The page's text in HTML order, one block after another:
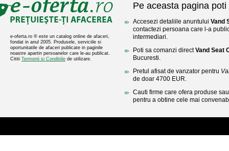
e-oferta.ro ® este un catalog online de afaceri,
fondat in anul 2005. Produsele, serviciile si
oportunitatile de afaceri publicate in paginile
noastre apartin persoanelor care le-au publicat.
Cititi Termenii si Conditiile de utilizare.
Pe aceasta pagina poti
Accesezi detaliile anuntului Vand
contactezi persoana care l-a
intermediari.
Poti sa comanzi directVand Seat
Bucuresti.
Pretul afisat de vanzator pentru
de doar 4700 EUR.
Cauti firme care ofera produse
pentru a obtine cele mai